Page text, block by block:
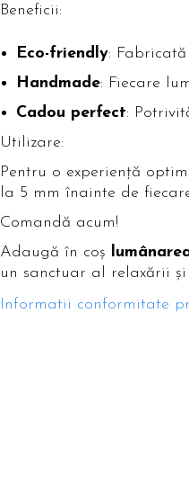
Beneficii:
Eco-friendly:
Handmade: Fiecare
Cadou perfect:
Utilizare:
Pentru o experiență
la 5 mm înainte de
Comandă acum!
Adaugă în coș
un sanctuar al relaxării
Informatii conformitate